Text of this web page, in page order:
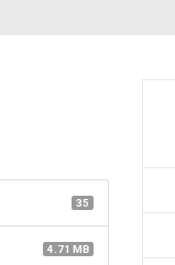
35
4.71 MB